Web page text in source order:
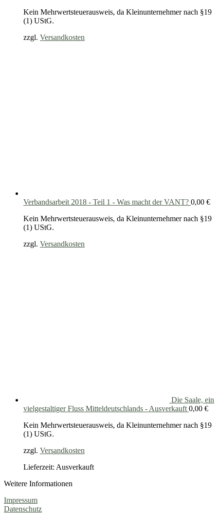
Kein Mehrwertsteuerausweis, da Kleinunternehmer nach §19
(1) UStG.
zzgl. Versandkosten
Verbandsarbeit 2018 - Teil 1 - Was macht der VANT? 0,00 €
Kein Mehrwertsteuerausweis, da Kleinunternehmer nach §19
(1) UStG.
zzgl. Versandkosten
Die Saale, ein
vielgestaltiger Fluss Mitteldeutschlands - Ausverkauft 0,00 €
Kein Mehrwertsteuerausweis, da Kleinunternehmer nach §19
(1) UStG.
zzgl. Versandkosten
Lieferzeit: Ausverkauft
Weitere Informationen
Impressum
Datenschutz